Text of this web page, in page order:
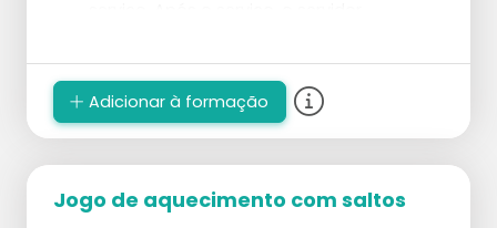
Depois que o passe é dado, o passador
observa onde o servidor está.
Segue-se uma preparação e ataque,
servidor torna-se passador reserva, o
passador que atacou torna-se o
Adicionar à formação
Jogo de aquecimento com saltos